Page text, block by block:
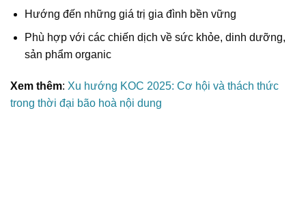
Hướng đến những giá trị gia đình bền vững
Phù hợp với các chiến dịch về sức khỏe, dinh dưỡng,
sản phẩm organic
Xem thêm: Xu hướng KOC 2025: Cơ hội và thách thức
trong thời đại bão hoà nội dung